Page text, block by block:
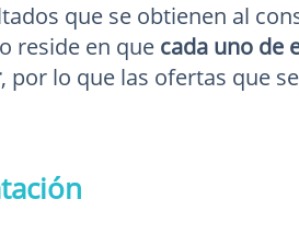
que se obtienen al
reside en que cada uno de
, por lo que las ofertas que